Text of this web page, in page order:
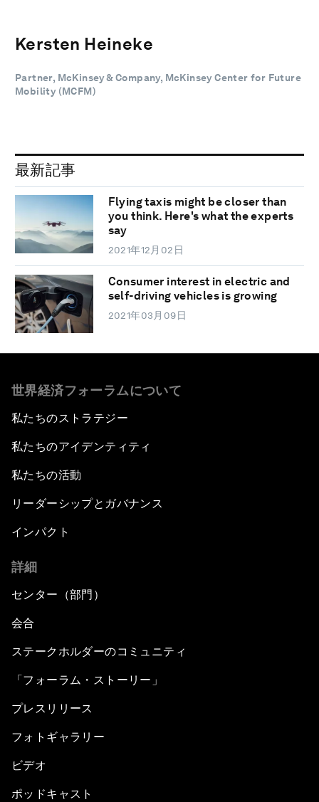
Kersten Heineke
Partner, McKinsey & Company, McKinsey Center for Future
Mobility (MCFM)
最新記事
Flying taxis might be closer than
you think. Here's what the experts
say
2021年12月02日
Consumer interest in electric and
self-driving vehicles is growing
2021年03月09日
世界経済フォーラムについて
私たちのストラテジー
私たちのアイデンティティ
私たちの活動
リーダーシップとガバナンス
インパクト
詳細
センター（部門）
会合
ステークホルダーのコミュニティ
「フォーラム・ストーリー」
プレスリリース
フォトギャラリー
ビデオ
ポッドキャスト